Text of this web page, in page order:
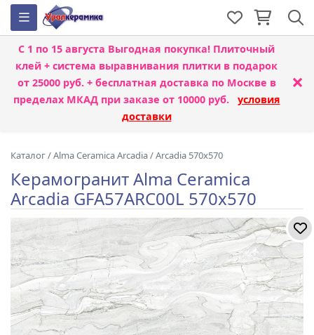
С 1 по 15 августа Выгодная покупка! Плиточный
клей + система выравнивания плитки в подарок
от 25000 руб. + бесплатная доставка по Москве в
пределах МКАД при заказе от 10000 руб. условия
доставки
×
Каталог/Alma Ceramica Arcadia/Arcadia 570x570
Керамогранит Alma Ceramica
Arcadia GFA57ARC00L 570x570